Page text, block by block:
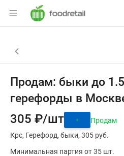
Раздел навигации
Объявление:
Навигация и
Назад к списку объявлений
Продам: быки до
герефорды в
305 ₽/шт
Продам
Крс Герефорд быки 305 руб.
Минимальная партия от 35 шт.